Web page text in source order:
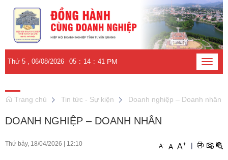
Toggle
Thứ 5 , 06/08/2026 05 : 14 : 42 PM
Trang chủ Tin tức - Sự kiện Doanh nghiệp – Doanh nhân
DOANH NGHIỆP – DOANH NHÂN
Thứ bảy, 18/04/2026 | 12:10 A- A A+ |